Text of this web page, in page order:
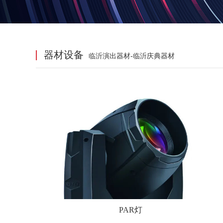
器材设备 临沂演出器材-临沂庆典器材
PAR灯